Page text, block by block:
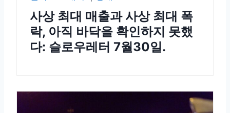
사상 최대 매출과 사상 최대 폭
락, 아직 바닥을 확인하지 못했
다: 슬로우레터 7월30일.